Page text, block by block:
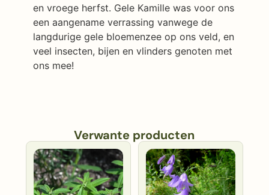
en vroege herfst. Gele Kamille was voor ons
een aangename verrassing vanwege de
langdurige gele bloemenzee op ons veld, en
veel insecten, bijen en vlinders genoten met
ons mee!
Verwante producten